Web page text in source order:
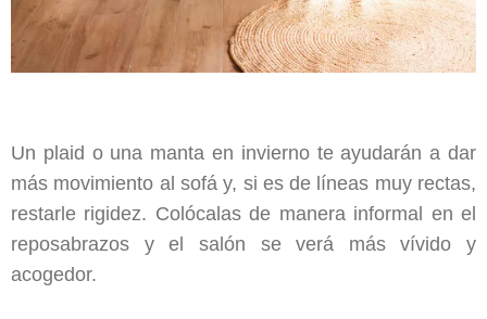
Un plaid o una manta en invierno te ayudarán a dar
más movimiento al sofá y, si es de líneas muy rectas,
restarle rigidez. Colócalas de manera informal en el
reposabrazos y el salón se verá más vívido y
acogedor.